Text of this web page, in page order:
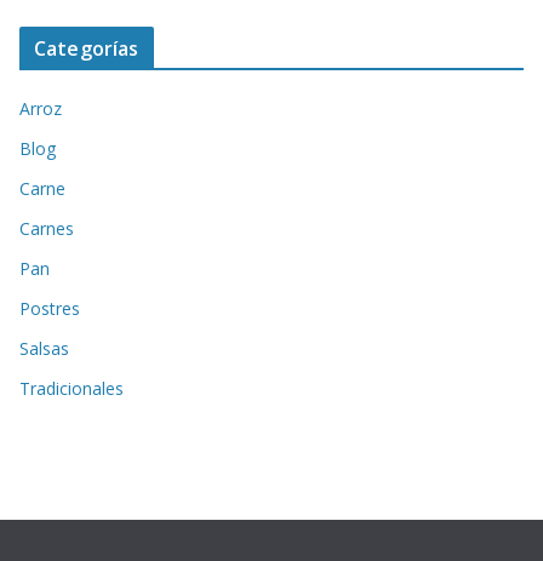
Categorías
Arroz
Blog
Carne
Carnes
Pan
Postres
Salsas
Tradicionales